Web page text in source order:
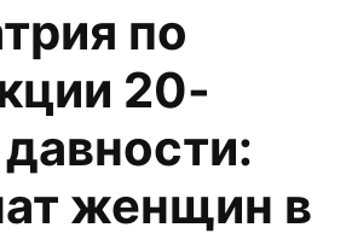
по
20-
женщин в